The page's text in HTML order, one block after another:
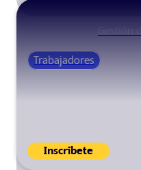
Gestión
Trabajadores
Inscríbete